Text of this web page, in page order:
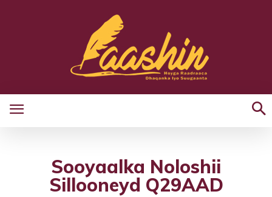
Sooyaalka Noloshii
Sillooneyd Q29AAD